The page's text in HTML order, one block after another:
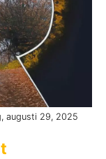
augusti 29, 2025